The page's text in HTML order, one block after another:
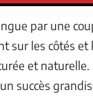
par une
sur les côtés
et
succès